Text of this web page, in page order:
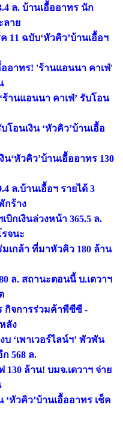
ล. บ้านเอื้ออาทร นัก
ลาย
11 ฉบับ‘หัวคิว’บ้านเอื้อฯ
อาทร! 'ร้านแอนนา คาเฟ่'
านแอนนา คาเฟ่’ รับโอน
อนเงิน ‘หัวคิว’บ้านเอื้อ
น‘หัวคิว’บ้านเอื้ออาทร 130
ล.บ้านเอื้อฯ รายได้ 3
กร้าง
บิกเงินล่วงหน้า 365.5 ล.
จนะ
เกล้า ที่มาหัวคิว 180 ล้าน
ล. สถานะตอนนี้ บ.เดวาฯ
กิจการร่วมค้าพีซีซี -
ลัง
‘เพาเวอร์ไลน์ฯ’ พัวพัน
568 ล.
ล้าน! บมจ.เดวาฯ จ่าย
‘หัวคิว’บ้านเอื้ออาทร เช็ค